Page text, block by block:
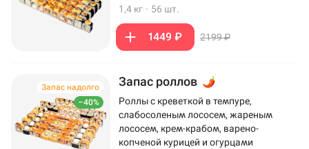
1,4 кг · 56 шт.
1449 ₽ 2199 ₽
–40%
Запас надолго Запас роллов
Роллы с креветкой в темпуре,
слабосоленым лососем, жареным
лососем, крем-крабом, варено-
копченой курицей и огурцами